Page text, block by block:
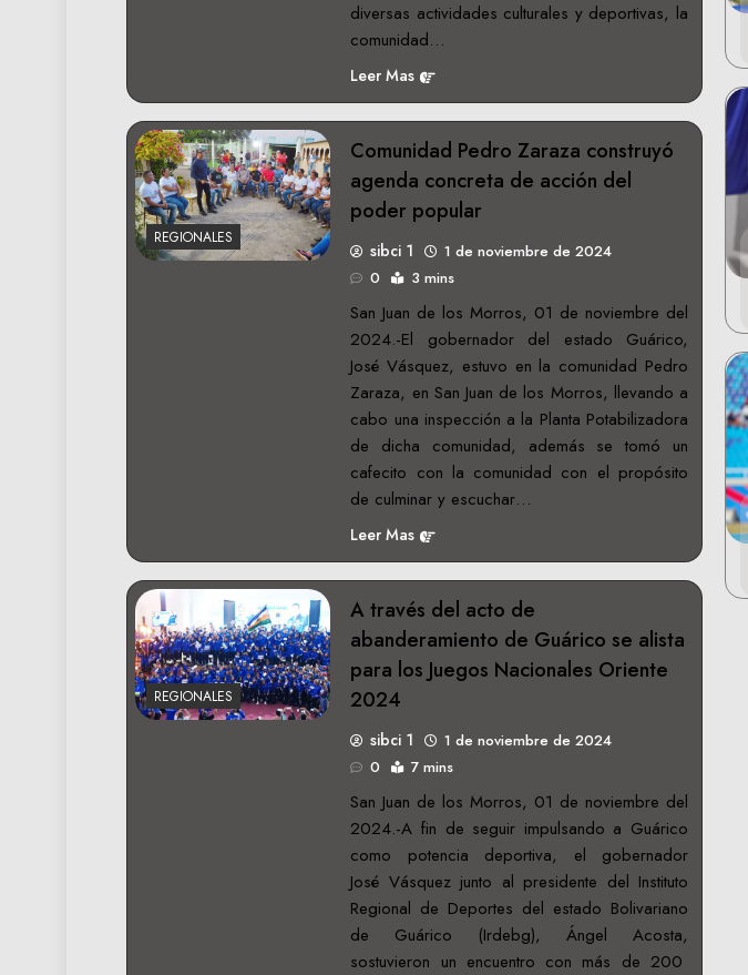
diversas actividades culturales y deportivas, la
comunidad…
Leer Mas
REGIONALES
Comunidad Pedro Zaraza construyó
agenda concreta de acción del
poder popular
sibci 1
1 de noviembre de 2024
0
3 mins
San Juan de los Morros, 01 de noviembre del
2024.-El gobernador del estado Guárico,
José Vásquez, estuvo en la comunidad Pedro
Zaraza, en San Juan de los Morros, llevando a
cabo una inspección a la Planta Potabilizadora
de dicha comunidad, además se tomó un
cafecito con la comunidad con el propósito
de culminar y escuchar…
Leer Mas
REGIONALES
A través del acto de
abanderamiento de Guárico se alista
para los Juegos Nacionales Oriente
2024
sibci 1
1 de noviembre de 2024
0
7 mins
San Juan de los Morros, 01 de noviembre del
2024.-A fin de seguir impulsando a Guárico
como potencia deportiva, el gobernador
José Vásquez junto al presidente del Instituto
Regional de Deportes del estado Bolivariano
de Guárico (Irdebg), Ángel Acosta,
sostuvieron un encuentro con más de 200